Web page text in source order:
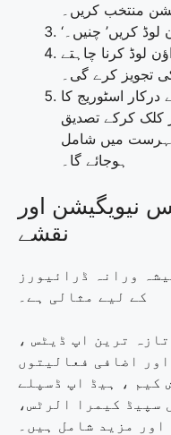
منتخب کریں۔
لوڈ کریں’ چنیں۔
لوڈ کرنا چاہتے
تجویز کرے گی۔
اسٹوریج کا
کلک کرکے تصدیق
فہرست میں شامل
ہوجائے گا۔
نیویگیشن اور
نقشے
ورانہ ڈرائیورز
کے لیے مثالی ہے۔
ترین اپ ڈیٹس ،
اضافی فعالیتوں
کیم ، ہیڈ اپ ڈسپلے
سپیڈ کیمرا الرٹس،
اور مزید شامل ہیں۔